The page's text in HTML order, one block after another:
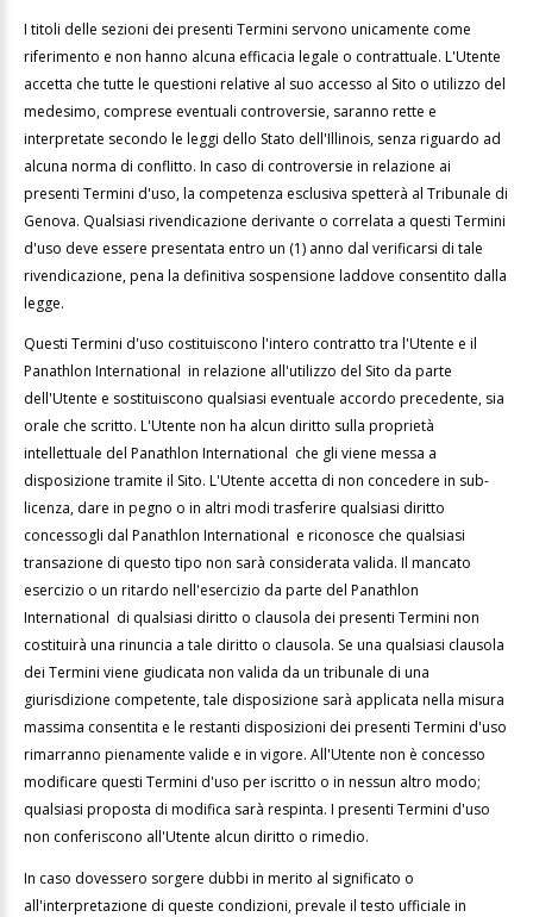
I titoli delle sezioni dei presenti Termini servono unicamente come
riferimento e non hanno alcuna efficacia legale o contrattuale. L'Utente
accetta che tutte le questioni relative al suo accesso al Sito o utilizzo del
medesimo, comprese eventuali controversie, saranno rette e
interpretate secondo le leggi dello Stato dell'Illinois, senza riguardo ad
alcuna norma di conflitto. In caso di controversie in relazione ai
presenti Termini d'uso, la competenza esclusiva spetterà al Tribunale di
Genova. Qualsiasi rivendicazione derivante o correlata a questi Termini
d'uso deve essere presentata entro un (1) anno dal verificarsi di tale
rivendicazione, pena la definitiva sospensione laddove consentito dalla
legge.
Questi Termini d'uso costituiscono l'intero contratto tra l'Utente e il
Panathlon International in relazione all'utilizzo del Sito da parte
dell'Utente e sostituiscono qualsiasi eventuale accordo precedente, sia
orale che scritto. L'Utente non ha alcun diritto sulla proprietà
intellettuale del Panathlon International che gli viene messa a
disposizione tramite il Sito. L'Utente accetta di non concedere in sub-
licenza, dare in pegno o in altri modi trasferire qualsiasi diritto
concessogli dal Panathlon International e riconosce che qualsiasi
transazione di questo tipo non sarà considerata valida. Il mancato
esercizio o un ritardo nell'esercizio da parte del Panathlon
International di qualsiasi diritto o clausola dei presenti Termini non
costituirà una rinuncia a tale diritto o clausola. Se una qualsiasi clausola
dei Termini viene giudicata non valida da un tribunale di una
giurisdizione competente, tale disposizione sarà applicata nella misura
massima consentita e le restanti disposizioni dei presenti Termini d'uso
rimarranno pienamente valide e in vigore. All'Utente non è concesso
modificare questi Termini d'uso per iscritto o in nessun altro modo;
qualsiasi proposta di modifica sarà respinta. I presenti Termini d'uso
non conferiscono all'Utente alcun diritto o rimedio.
In caso dovessero sorgere dubbi in merito al significato o
all'interpretazione di queste condizioni, prevale il testo ufficiale in